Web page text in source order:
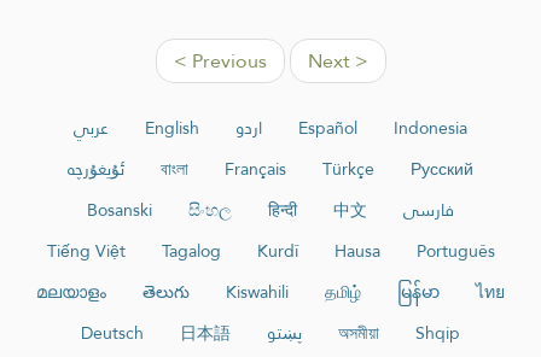
< Previous Next >
عربي English اردو Español
Indonesia
ئۇيغۇرچە
বাংলা Français Türkçe
Русский
Bosanski
සිංහල हिन्दी 中文
فارسی
Tiếng Việt
Tagalog Kurdî Hausa
Português
മലയാളം
తెలుగు Kiswahili தமிழ் မြန်မာ
ไทย
Deutsch
日本語 پښتو অসমীয়া
Shqip